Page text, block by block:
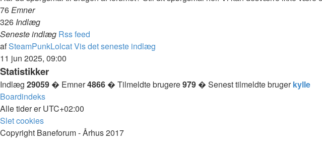
76Emner
326 Indlæg
Seneste indlæg Rss feed
afSteamPunkLolcatVis det seneste indlæg
11 jun 2025, 09:00
Statistikker
Indlæg 29059 � Emner4866 � Tilmeldte brugere979 � Senest tilmeldte brugerkylle
Boardindeks
Alle tider erUTC+02:00
Slet cookies
Copyright Baneforum - Århus 2017